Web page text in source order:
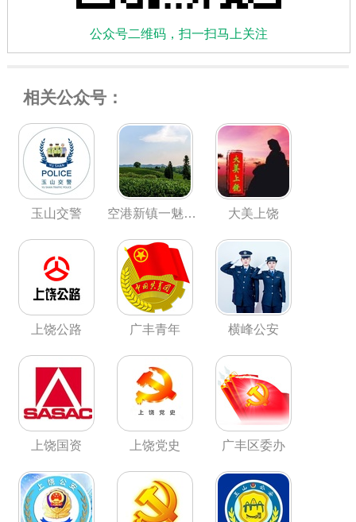
公众号二维码，扫一扫马上关注
相关公众号：
玉山交警 空港新镇一魅力尊桥 大美上饶
上饶公路 广丰青年 横峰公安
上饶国资 上饶党史 广丰区委办